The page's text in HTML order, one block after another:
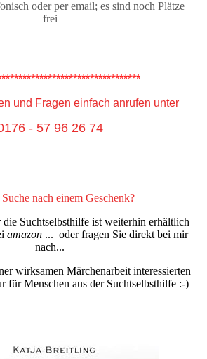
oder per email; es sind noch Plätze
frei
und Fragen einfach anrufen unter
- 57 96 26 74
nach einem Geschenk?
Suchtselbsthilfe ist weiterhin erhältlich
amazon ... oder fragen Sie direkt bei mir
nach...
wirksamen Märchenarbeit interessierten
für Menschen aus der Suchtselbsthilfe :-)